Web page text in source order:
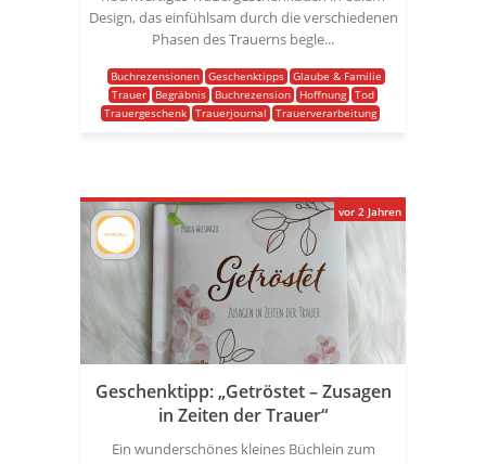
Design, das einfühlsam durch die verschiedenen
Phasen des Trauerns begle...
Buchrezensionen Geschenktipps
Glaube & Familie
Trauer
Begräbnis Buchrezension Hoffnung Tod
Trauergeschenk Trauerjournal Trauerverarbeitung
Geschenktipp: „Getröstet – Zusagen
in Zeiten der Trauer“
Ein wunderschönes kleines Büchlein zum
vor 2 Jahren